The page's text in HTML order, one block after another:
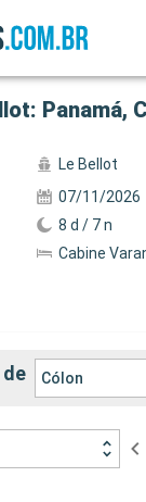
Panamá,
Le Bellot
07/11/2026
8 d / 7 n
Cabine
Cólon